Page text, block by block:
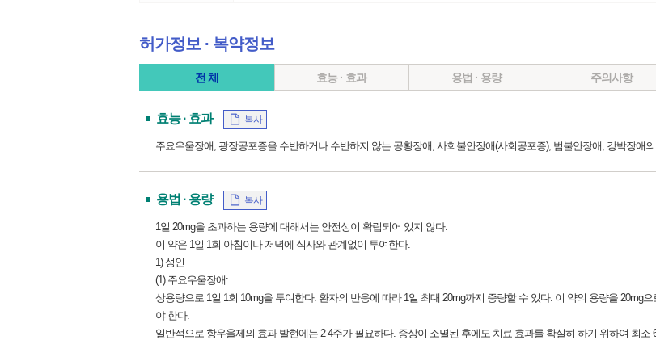
허가정보 ∙ 복약정보
전 체 효능 · 효과 용법 · 용량 주의사항
효능 · 효과 복사
주요우울장애, 광장공포증을 수반하거나 수반하지 않는 공황장애, 사회불안장애(사회공포증), 범불안장애, 강박장애
용법 · 용량 복사
1일 20mg을 초과하는 용량에 대해서는 안전성이 확립되어 있지 않다.
이 약은 1일 1회 아침이나 저녁에 식사와 관계없이 투여한다.
1) 성인
(1) 주요우울장애:
상용량으로 1일 1회 10mg을 투여한다. 환자의 반응에 따라 1일 최대 20mg까지 증량할 수 있다. 이 약의 용량을 20mg
야 한다.
일반적으로 항우울제의 효과 발현에는 2-4주가 필요하다. 증상이 소멸된 후에도 치료 효과를 확실히 하기 위하여 최소